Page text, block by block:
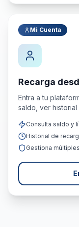
Mi Cuenta
Recarga
Entra a tu
saldo, ver historial
Consulta saldo y
Historial de
Gestiona